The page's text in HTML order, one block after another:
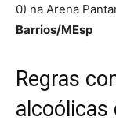
0) na Arena
Barrios/MEsp
Regras
alcoólicas